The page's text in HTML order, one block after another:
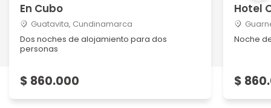
En Cubo
Guatavita, Cundinamarca
Dos noches de alojamiento para dos
personas
$ 860.000
Hotel
Noche
$